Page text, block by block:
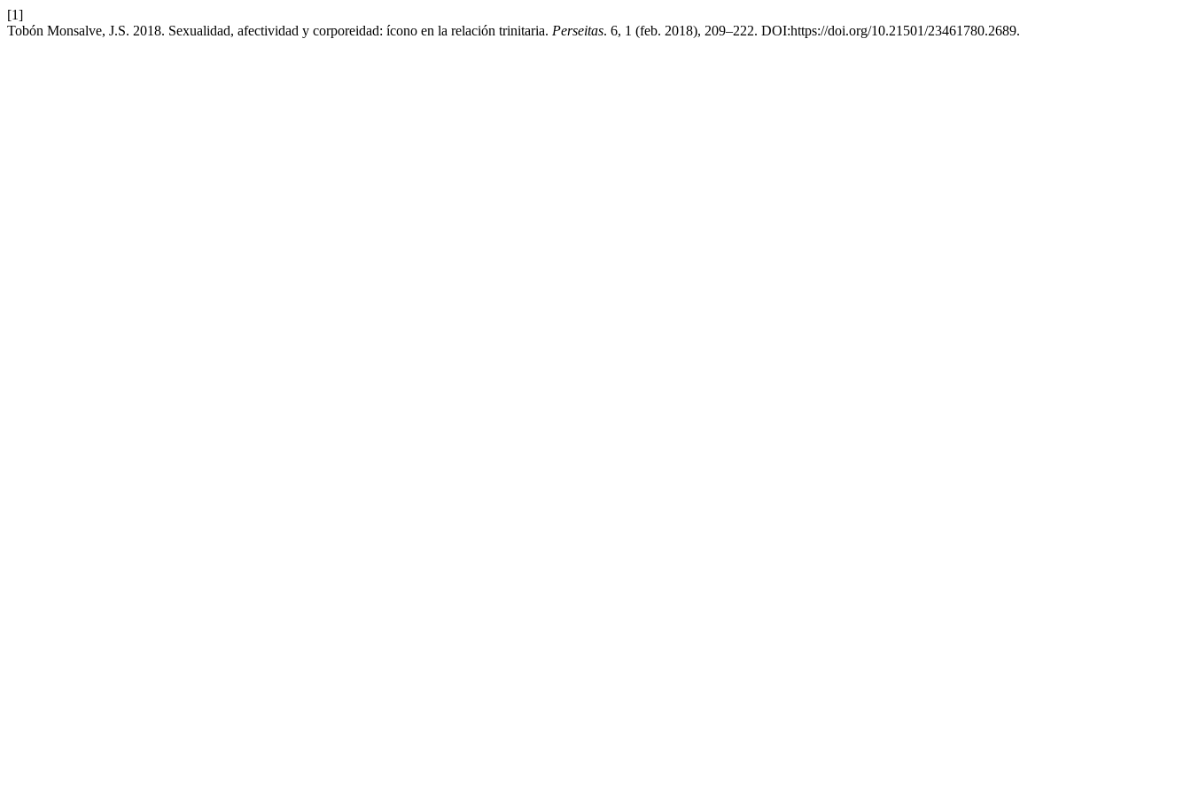
[1]
Tobón Monsalve, J.S. 2018. Sexualidad, afectividad y corporeidad: ícono en la relación trinitaria. Perseitas. 6, 1 (feb. 2018), 209–222. DOI:https://doi.org/10.21501/23461780.2689.